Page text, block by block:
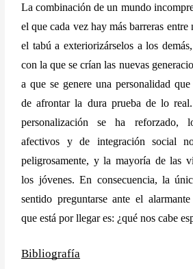
La combinación de un mundo
el que cada vez hay más barreras entre
el tabú a exteriorizárselos a los
con la que se crían las nuevas
a que se genere una personalidad
de afrontar la dura prueba de lo
personalización se ha reforzado,
afectivos y de integración social
peligrosamente, y la mayoría de las
los jóvenes. En consecuencia, la
sentido preguntarse ante el
que está por llegar es: ¿qué nos cabe
Bibliografía